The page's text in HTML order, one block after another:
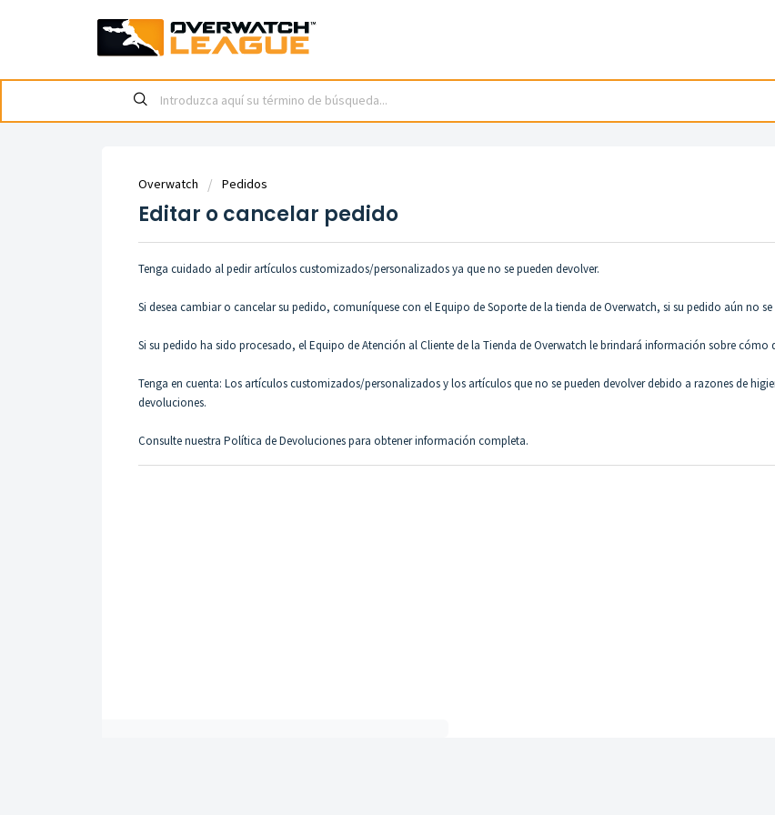
Overwatch Pedidos
Editar o cancelar pedido
Tenga cuidado al pedirartículos customizados/personalizadosya que no se pueden devolver.
Si desea cambiar o cancelar su pedido, comuníquese con el Equipo de Soporte de la tienda de Overwatch, si su pedido aún no
Si su pedido ha sido procesado, elEquipo de Atención al Cliente de la Tienda de Overwatch le brindará información sobre cómo
Tenga en cuenta: Los artículos customizados/personalizados y los artículos que no se pueden devolver debido a razones de
devoluciones.
Consulte nuestra Política de Devolucionespara obtener información completa.